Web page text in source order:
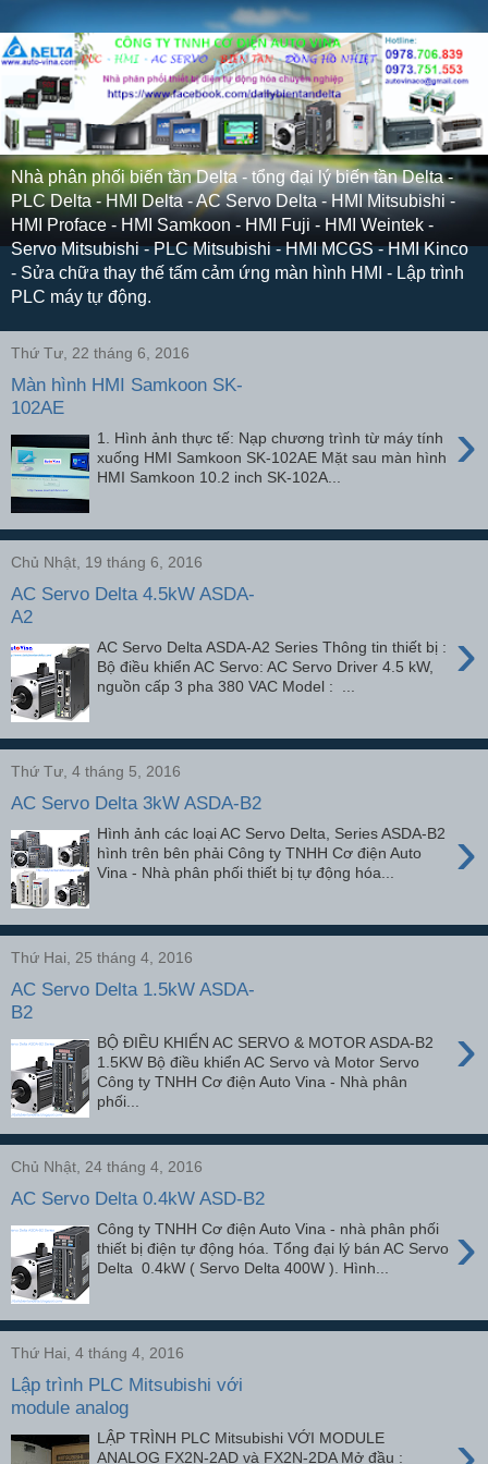
Nhà phân phối biến tần Delta - tổng đại lý biến tần Delta -
PLC Delta - HMI Delta - AC Servo Delta - HMI Mitsubishi -
HMI Proface - HMI Samkoon - HMI Fuji - HMI Weintek -
Servo Mitsubishi - PLC Mitsubishi - HMI MCGS - HMI Kinco
- Sửa chữa thay thế tấm cảm ứng màn hình HMI - Lập trình
PLC máy tự động.
Thứ Tư, 22 tháng 6, 2016
Màn hình HMI Samkoon SK-
102AE
›
1. Hình ảnh thực tế: Nạp chương trình từ máy tính
xuống HMI Samkoon SK-102AE Mặt sau màn hình
HMI Samkoon 10.2 inch SK-102A...
Chủ Nhật, 19 tháng 6, 2016
AC Servo Delta 4.5kW ASDA-
A2
›
AC Servo Delta ASDA-A2 Series Thông tin thiết bị :
Bộ điều khiển AC Servo: AC Servo Driver 4.5 kW,
nguồn cấp 3 pha 380 VAC Model : ...
Thứ Tư, 4 tháng 5, 2016
AC Servo Delta 3kW ASDA-B2
›
Hình ảnh các loại AC Servo Delta, Series ASDA-B2
hình trên bên phải Công ty TNHH Cơ điện Auto
Vina - Nhà phân phối thiết bị tự động hóa...
Thứ Hai, 25 tháng 4, 2016
AC Servo Delta 1.5kW ASDA-
B2
›
BỘ ĐIỀU KHIỂN AC SERVO & MOTOR ASDA-B2
1.5KW Bộ điều khiển AC Servo và Motor Servo
Công ty TNHH Cơ điện Auto Vina - Nhà phân
phối...
Chủ Nhật, 24 tháng 4, 2016
AC Servo Delta 0.4kW ASD-B2
›
Công ty TNHH Cơ điện Auto Vina - nhà phân phối
thiết bị điện tự động hóa. Tổng đại lý bán AC Servo
Delta 0.4kW ( Servo Delta 400W ). Hình...
Thứ Hai, 4 tháng 4, 2016
Lập trình PLC Mitsubishi với
module analog
LẬP TRÌNH PLC Mitsubishi VỚI MODULE
ANALOG FX2N-2AD và FX2N-2DA Mở đầu :